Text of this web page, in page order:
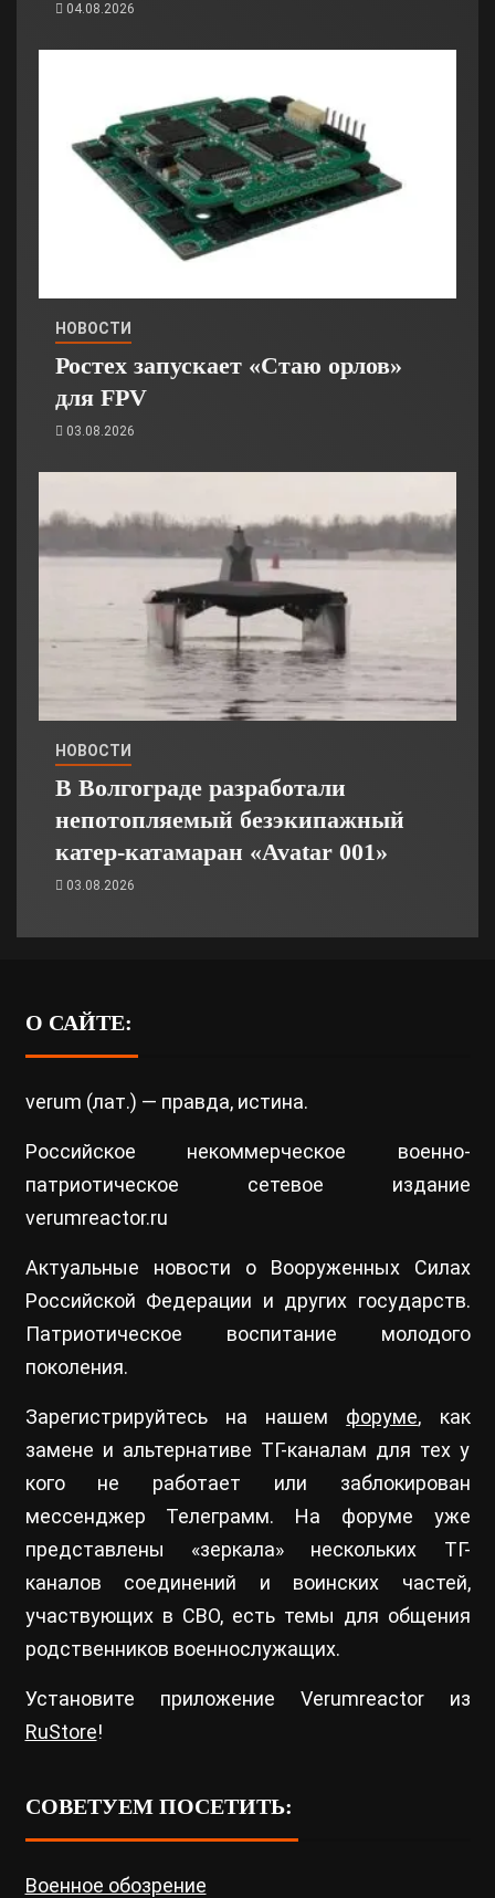
04.08.2026
НОВОСТИ
Ростех запускает «Стаю орлов»
для FPV
03.08.2026
НОВОСТИ
В Волгограде разработали
непотопляемый безэкипажный
катер-катамаран «Avatar 001»
03.08.2026
О САЙТЕ:
verum (лат.) — правда, истина.
Российское некоммерческое военно-
патриотическое сетевое издание
verumreactor.ru
Актуальные новости о Вооруженных Силах
Российской Федерации и других государств.
Патриотическое воспитание молодого
поколения.
Зарегистрируйтесь на нашем форуме, как
замене и альтернативе ТГ-каналам для тех у
кого не работает или заблокирован
мессенджер Телеграмм. На форуме уже
представлены «зеркала» нескольких ТГ-
каналов соединений и воинских частей,
участвующих в СВО, есть темы для общения
родственников военнослужащих.
Установите приложение Verumreactor из
RuStore!
СОВЕТУЕМ ПОСЕТИТЬ:
Военное обозрение